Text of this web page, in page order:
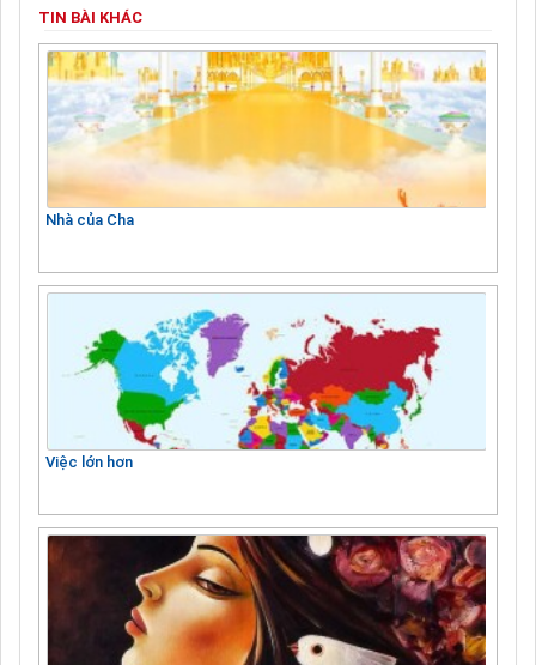
TIN BÀI KHÁC
Nhà của Cha
Việc lớn hơn